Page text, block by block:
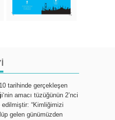
tarihinde gerçekleşen
i‘nin amacı tüzüğünün 2’nci
“Kimliğimizi
gelen günümüzden